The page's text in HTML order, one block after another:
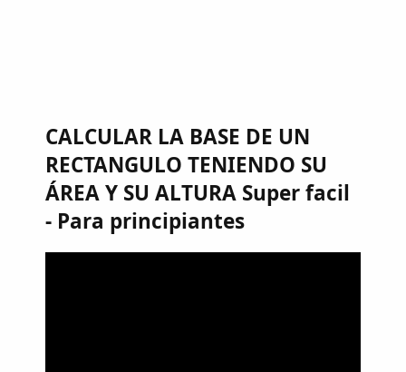
CALCULAR LA BASE DE UN
RECTANGULO TENIENDO SU
ÁREA Y SU ALTURA Super facil
- Para principiantes